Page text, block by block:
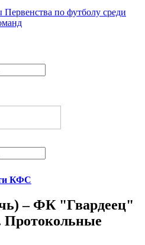
по футболу среди
КФС
– ФК "Гвардеец"
Протокольные